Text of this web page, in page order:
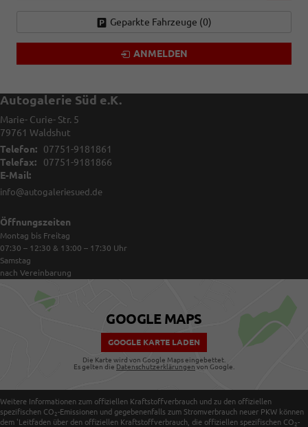
Geparkte Fahrzeuge (0)
ANMELDEN
Autogalerie Süd e.K.
Marie- Curie- Str. 5
79761 Waldshut
Telefon:
07751-9181861
Telefax:
07751-9181866
E-Mail:
info@autogaleriesued.de
Öffnungszeiten
Montag bis Freitag
07:30 – 12:30 & 13:00 – 17:30 Uhr
Samstag
nach Vereinbarung
GOOGLE MAPS
GOOGLE KARTE LADEN
Die Karte wird von Google Maps eingebettet.
Es gelten die Datenschutzerklärungen von Google.
Weitere Informationen zum offiziellen Kraftstoffverbrauch und zu den offiziellen
spezifischen CO 2-Emissionen und gegebenenfalls zum Stromverbrauch neuer PKW können
dem 'Leitfaden über den offiziellen Kraftstoffverbrauch, die offiziellen spezifischen CO 2-